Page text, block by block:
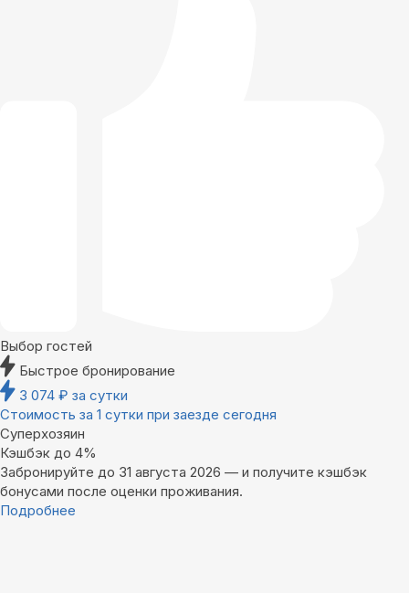
Выбор гостей
Быстрое бронирование
3 074 ₽ за сутки
Стоимость за 1 сутки при заезде сегодня
Суперхозяин
Кэшбэк до 4%
Забронируйте до 31 августа 2026 — и получите кэшбэк
бонусами после оценки проживания.
Подробнее